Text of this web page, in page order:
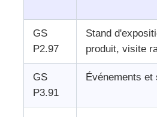
GS
P2.97
Stand
produit, visite
GS
P3.91
Événements et